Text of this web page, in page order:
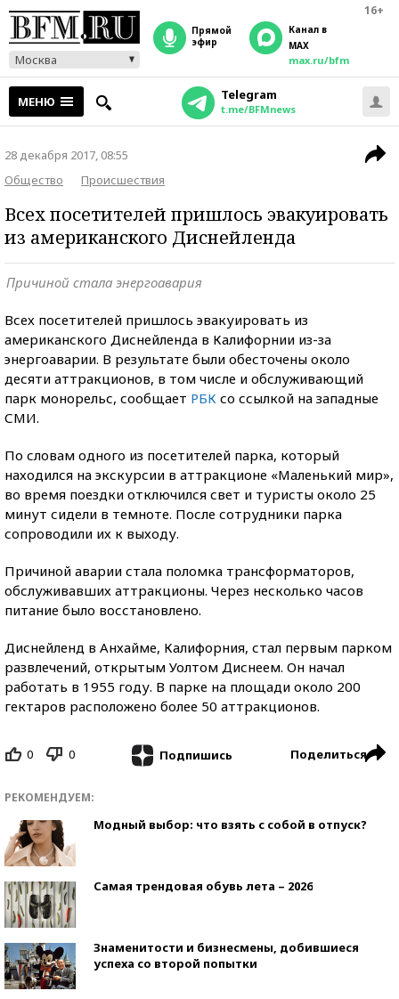
16+
Москва
прямой
эфир
Канал в
MAX
max.ru/bfm
МЕНЮ Telegram
t.me/BFMnews
28 декабря 2017, 08:55
Общество
Происшествия
Всех посетителей пришлось эвакуировать
из американского Диснейленда
Причиной стала энергоавария
Всех посетителей пришлось эвакуировать из
американского Диснейленда в Калифорнии из-за
энергоаварии. В результате были обесточены около
десяти аттракционов, в том числе и обслуживающий
парк монорельс, сообщает РБК со ссылкой на западные
СМИ.
По словам одного из посетителей парка, который
находился на экскурсии в аттракционе «Маленький мир»,
во время поездки отключился свет и туристы около 25
минут сидели в темноте. После сотрудники парка
сопроводили их к выходу.
Причиной аварии стала поломка трансформаторов,
обслуживавших аттракционы. Через несколько часов
питание было восстановлено.
Диснейленд в Анхайме, Калифорния, стал первым парком
развлечений, открытым Уолтом Диснеем. Он начал
работать в 1955 году. В парке на площади около 200
гектаров расположено более 50 аттракционов.
0 0 Подпишись Поделиться
РЕКОМЕНДУЕМ:
Модный выбор: что взять с собой в отпуск?
Самая трендовая обувь лета – 2026
Знаменитости и бизнесмены, добившиеся
успеха со второй попытки